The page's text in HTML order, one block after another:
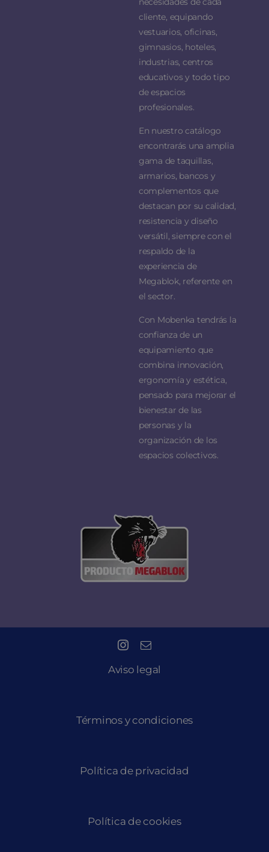
cliente, equipando
vestuarios, oficinas,
gimnasios, hoteles,
industrias, centros
educativos y todo tipo
de espacios
profesionales.
En nuestro catálogo
encontrarás una amplia
gama de taquillas,
armarios, bancos y
complementos que
destacan por su calidad,
resistencia y diseño
versátil, siempre con el
respaldo de la
experiencia de
Megablok, referente en
el sector.
Con Mobenka tendrás la
confianza de un
equipamiento que
combina innovación,
ergonomía y estética,
pensado para mejorar el
bienestar de las
personas y la
organización de los
espacios colectivos.
Aviso legal
Términos y condiciones
Política de privacidad
Política de cookies